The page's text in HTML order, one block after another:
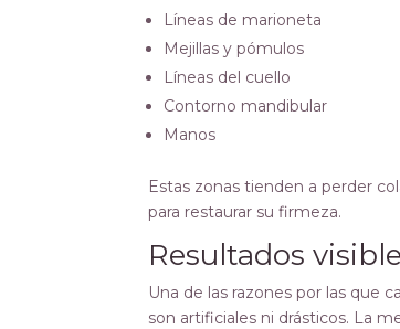
Líneas de marioneta
Mejillas y pómulos
Líneas del cuello
Contorno mandibular
Manos
Estas zonas tienden a perder
para restaurar su firmeza.
Resultados
Una de las razones por las que
son artificiales ni drásticos. La